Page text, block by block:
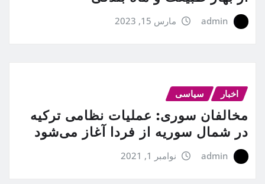
admin مارس 15, 2023
اخبار سیاسی
مخالفان سوری: عملیات نظامی ترکیه
در شمال سوریه از فردا آغاز می‌شود
admin نوامبر 1, 2021